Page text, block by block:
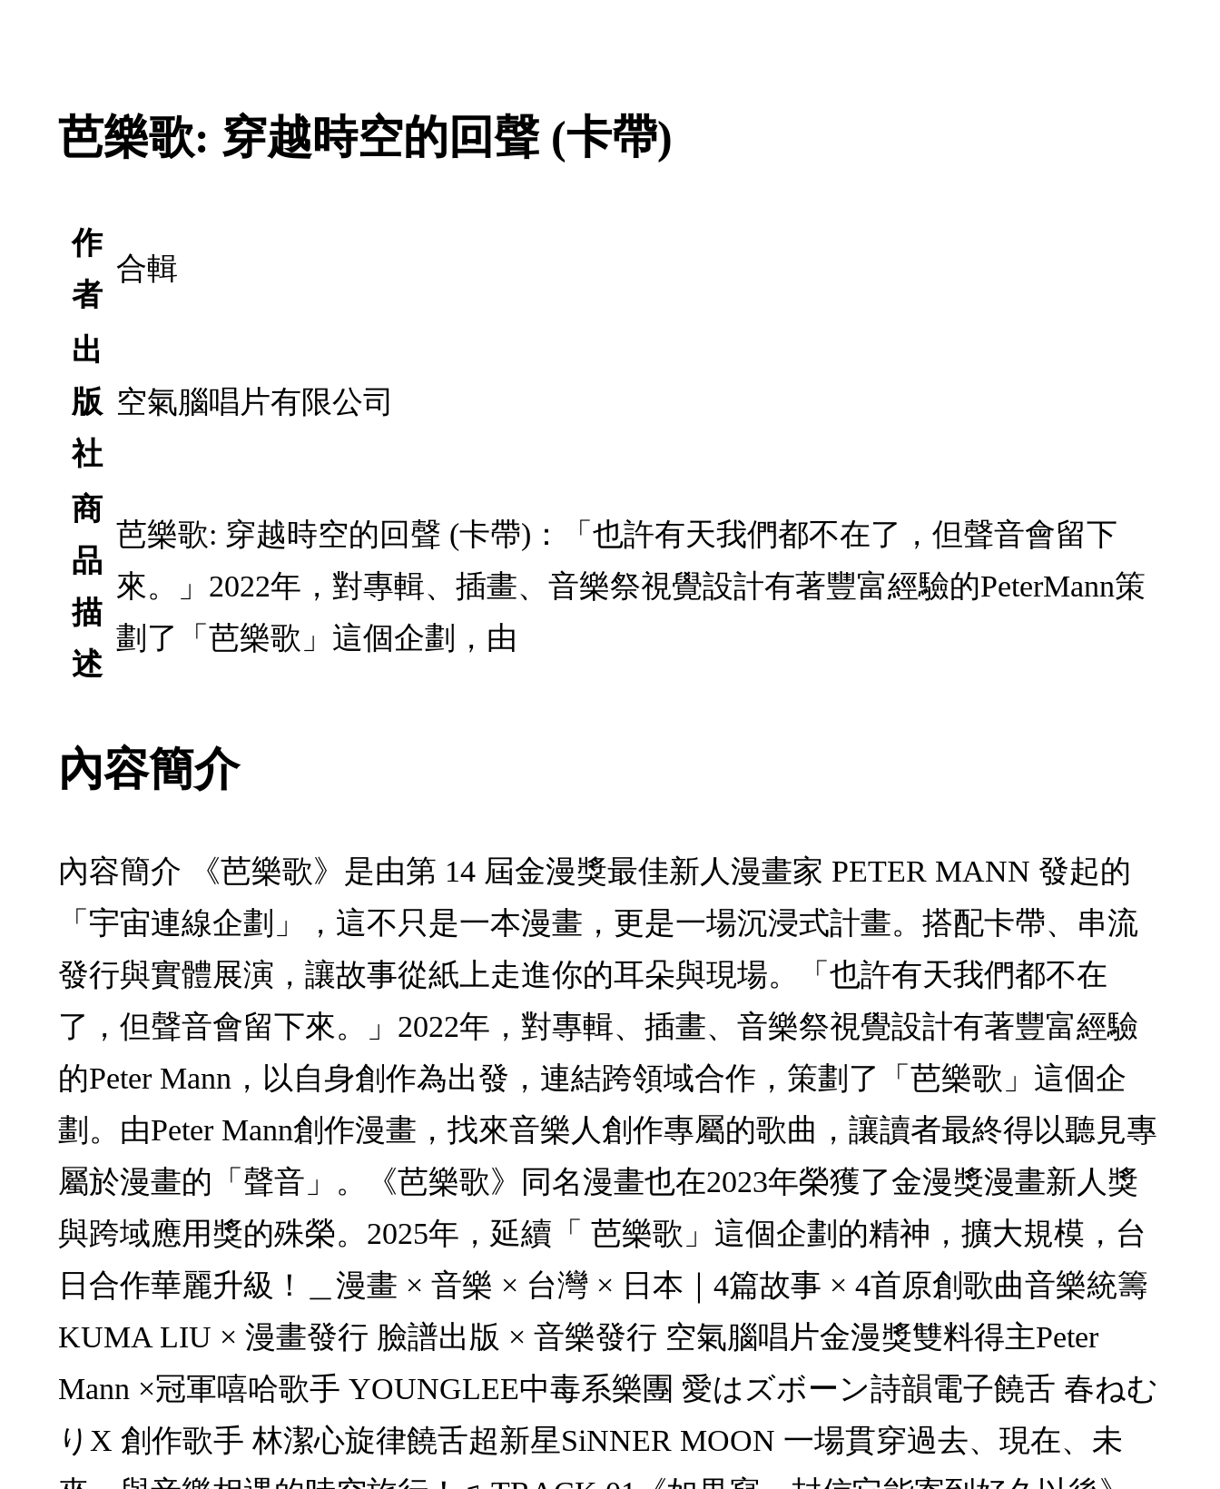
芭樂歌: 穿越時空的回聲 (卡帶)
作
者
合輯
出
版
社
空氣腦唱片有限公司
商
品
描
述
芭樂歌: 穿越時空的回聲 (卡帶)：「也許有天我們都不在了，但聲音會留下
來。」2022年，對專輯、插畫、音樂祭視覺設計有著豐富經驗的PeterMann策
劃了「芭樂歌」這個企劃，由
內容簡介
內容簡介 《芭樂歌》是由第 14 屆金漫獎最佳新人漫畫家 PETER MANN 發起的
「宇宙連線企劃」，這不只是一本漫畫，更是一場沉浸式計畫。搭配卡帶、串流
發行與實體展演，讓故事從紙上走進你的耳朵與現場。「也許有天我們都不在
了，但聲音會留下來。」2022年，對專輯、插畫、音樂祭視覺設計有著豐富經驗
的Peter Mann，以自身創作為出發，連結跨領域合作，策劃了「芭樂歌」這個企
劃。由Peter Mann創作漫畫，找來音樂人創作專屬的歌曲，讓讀者最終得以聽見專
屬於漫畫的「聲音」。《芭樂歌》同名漫畫也在2023年榮獲了金漫獎漫畫新人獎
與跨域應用獎的殊榮。2025年，延續「 芭樂歌」這個企劃的精神，擴大規模，台
日合作華麗升級！＿漫畫 × 音樂 × 台灣 × 日本｜4篇故事 × 4首原創歌曲音樂統籌
KUMA LIU × 漫畫發行 臉譜出版 × 音樂發行 空氣腦唱片金漫獎雙料得主Peter
Mann ×冠軍嘻哈歌手 YOUNGLEE中毒系樂團 愛はズボーン詩韻電子饒舌 春ねむ
りX 創作歌手 林潔心旋律饒舌超新星SiNNER MOON 一場貫穿過去、現在、未